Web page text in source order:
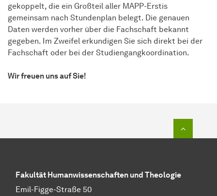
gekoppelt, die ein Großteil aller MAPP-Erstis
gemeinsam nach Stundenplan belegt. Die genauen
Daten werden vorher über die Fachschaft bekannt
gegeben. Im Zweifel erkundigen Sie sich direkt bei der
Fachschaft oder bei der Studiengangkoordination.
Wir freuen uns auf Sie!
Fakultät Humanwissenschaften und Theologie
Emil-Figge-Straße 50